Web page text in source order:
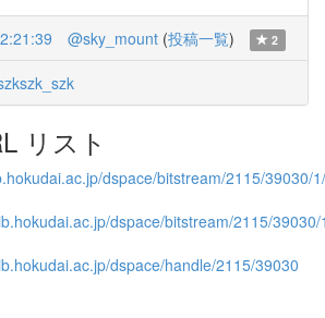
@sky_mount (投稿一覧) 2
リスト
dspace/bitstream/2115/39030/
dspace/bitstream/2115/
dspace/handle/2115/39030